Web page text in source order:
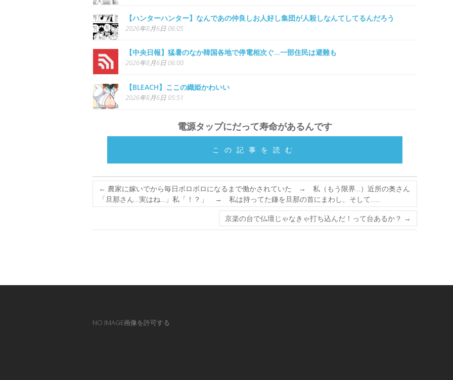
【ハンターハンター】なんであの仲良しお人好し集団が人殺しなんてしてるんだろう
2026年8月6日 06:05
【中央日報】猛暑のなか韓国各地で停電相次ぐ…一部住民は避難も
2026年8月6日 06:00
【BLEACH】ここの織姫かわいい
2026年8月6日 05:51
電源タップにだって寿命があるんです
この記事を読む
← 農家に嫁いでから毎日ボロボロになるまで働かされていた → 私（もう限界…）近所の奥さん
「旦那さん…実はね…」私「！？」 → 私は持ってた鎌を旦那の首にまわし、そして……
京楽の台で仏壇じゃなきゃ打ち込んだ！って台あるか？ →
NO IMAGE画像を許可する